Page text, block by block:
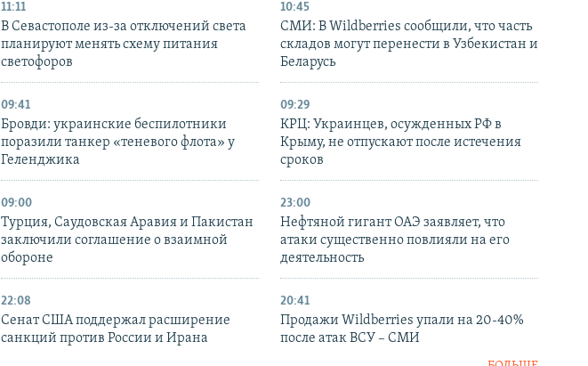
11:11
В Севастополе из-за отключений света
планируют менять схему питания
светофоров
10:45
СМИ: В Wildberries сообщили, что часть
складов могут перенести в Узбекистан и
Беларусь
09:41
Бровди: украинские беспилотники
поразили танкер «теневого флота» у
Геленджика
09:29
КРЦ: Украинцев, осужденных РФ в
Крыму, не отпускают после истечения
сроков
09:00
Турция, Саудовская Аравия и Пакистан
заключили соглашение о взаимной
обороне
23:00
Нефтяной гигант ОАЭ заявляет, что
атаки существенно повлияли на его
деятельность
22:08
Сенат США поддержал расширение
санкций против России и Ирана
20:41
Продажи Wildberries упали на 20-40%
после атак ВСУ – СМИ